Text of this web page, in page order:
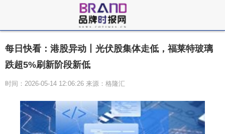
每日快看：港股异动丨光伏股集体走低，福莱特玻璃
跌超5%刷新阶段新低
时间：2026-05-14 12:06:26 来源：格隆汇